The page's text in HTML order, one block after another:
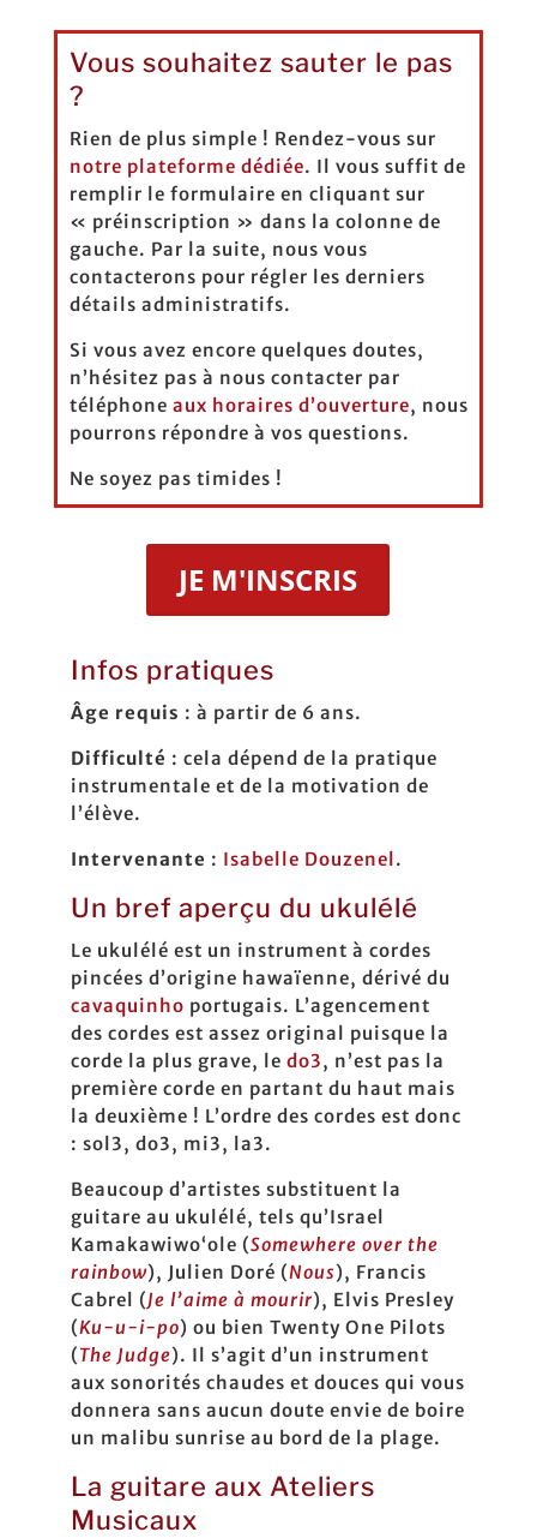
Vous souhaitez sauter le pas
?
Rien de plus simple ! Rendez-vous sur
notre plateforme dédiée. Il vous suffit de
remplir le formulaire en cliquant sur
« préinscription » dans la colonne de
gauche. Par la suite, nous vous
contacterons pour régler les derniers
détails administratifs.
Si vous avez encore quelques doutes,
n’hésitez pas à nous contacter par
téléphone aux horaires d’ouverture, nous
pourrons répondre à vos questions.
Ne soyez pas timides !
JE M'INSCRIS
Infos pratiques
Âge requis : à partir de 6 ans.
Difficulté : cela dépend de la pratique
instrumentale et de la motivation de
l’élève.
Intervenante : Isabelle Douzenel .
Un bref aperçu du ukulélé
Le ukulélé est un instrument à cordes
pincées d’origine hawaïenne, dérivé du
cavaquinho portugais. L’agencement
des cordes est assez original puisque la
corde la plus grave, le do3, n’est pas la
première corde en partant du haut mais
la deuxième ! L’ordre des cordes est donc
: sol3, do3, mi3, la3.
Beaucoup d’artistes substituent la
guitare au ukulélé, tels qu’Israel
Kamakawiwoʻole (Somewhere over the
rainbow), Julien Doré (Nous), Francis
Cabrel (Je l’aime à mourir), Elvis Presley
(Ku-u-i-po) ou bien Twenty One Pilots
(The Judge). Il s’agit d’un instrument
aux sonorités chaudes et douces qui vous
donnera sans aucun doute envie de boire
un malibu sunrise au bord de la plage.
La guitare aux Ateliers
Musicaux